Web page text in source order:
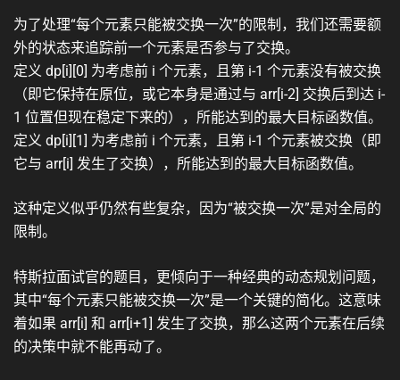
为了处理“每个元素只能被交换一次”的限制，我们还需要额
外的状态来追踪前一个元素是否参与了交换。
定义 dp[i][0] 为考虑前 i 个元素，且第 i-1 个元素没有被交换
（即它保持在原位，或它本身是通过与 arr[i-2] 交换后到达 i-
1 位置但现在稳定下来的），所能达到的最大目标函数值。
定义 dp[i][1] 为考虑前 i 个元素，且第 i-1 个元素被交换（即
它与 arr[i] 发生了交换），所能达到的最大目标函数值。
这种定义似乎仍然有些复杂，因为“被交换一次”是对全局的
限制。
特斯拉面试官的题目，更倾向于一种经典的动态规划问题，
其中“每个元素只能被交换一次”是一个关键的简化。这意味
着如果 arr[i] 和 arr[i+1] 发生了交换，那么这两个元素在后续
的决策中就不能再动了。